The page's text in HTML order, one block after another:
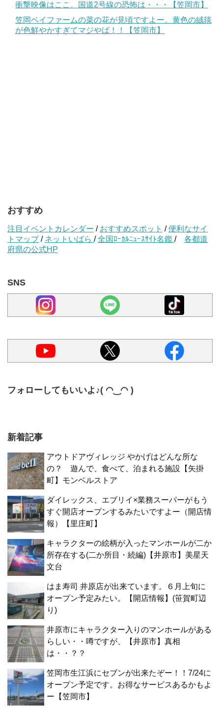
衝撃映像はここ。国道2号線の恐怖は・・・【笠岡市】
笠岡ベイファームの菜の花が見頃ですよー。黄色の絨毯
が色鮮やかすぎてマジやば！！【笠岡市】
おすすめ
注目イベントカレンダー / おすすめスポット /便利なサイ
トマップ/ ネットいばら /全国ﾛｰｶﾙﾆｭｰｽｻｲﾄ名鑑 / 各都道
府県の公式HP
SNS
フォローしてもいいよ♪( ◠‿◠ )
新着記事
アウトドアヴィレッジ やかげはどんな所な
の？ 遊んで、食べて、泊まれる施設【矢掛
町】モンベルストア
ダイレックス、エブリイ×業務スーパーがもう
すぐ開店オープンするみたいですよー（開店情
報）【里庄町】
キャラクターの絵柄が入ったマンホールが二か
所存在する(二か所目・続編)【井原市】美星天
文台
はま寿司 井原店が出来ています。６月上旬に
オープン予定みたい。【開店情報】(笹賀町辺
り)
井原市にキャラクター入りのマンホールがある
らしい・・噂ですが、【井原市】真相
は・・？？
笠岡市生江浜にセブンが出来たぞー！！7/24に
オープン予定です。お得なサービスあるかもよ
ー【笠岡市】